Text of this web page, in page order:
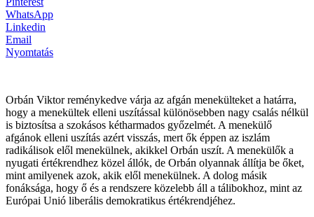
WhatsApp
Linkedin
Email
Nyomtatás
Orbán Viktor reménykedve várja az afgán menekülteket a határra,
hogy a menekültek elleni uszítással különösebben nagy csalás nélkül
is biztosítsa a szokásos kétharmados győzelmét. A menekülő
afgánok elleni uszítás azért visszás, mert ők éppen az iszlám
radikálisok elől menekülnek, akikkel Orbán uszít. A menekülők a
nyugati értékrendhez közel állók, de Orbán olyannak állítja be őket,
mint amilyenek azok, akik elől menekülnek. A dolog másik
fonáksága, hogy ő és a rendszere közelebb áll a tálibokhoz, mint az
Európai Unió liberális demokratikus értékrendjéhez.